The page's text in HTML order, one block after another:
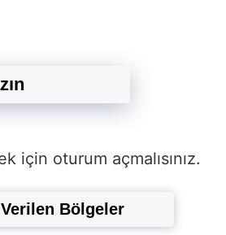
için oturum açmalısınız.
Bölgeler